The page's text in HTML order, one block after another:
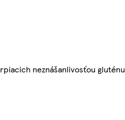
neznášanlivosťou